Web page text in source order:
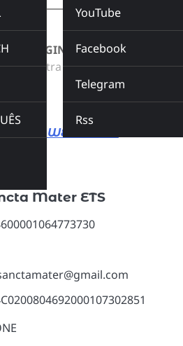
YouTube
Facebook
Telegram
Rss
VERGINE A CAPPELLA
Nostra
ALLA WEBRADIO
Mater ETS